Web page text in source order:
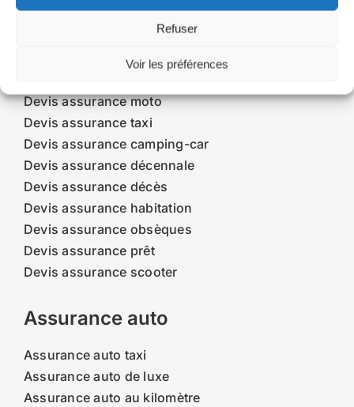
Refuser
Voir les préférences
Devis assurance
Devis assurance auto
Devis assurance moto
Devis assurance taxi
Devis assurance camping-car
Devis assurance décennale
Devis assurance décès
Devis assurance habitation
Devis assurance obsèques
Devis assurance prêt
Devis assurance scooter
Assurance auto
Assurance auto taxi
Assurance auto de luxe
Assurance auto au kilomètre